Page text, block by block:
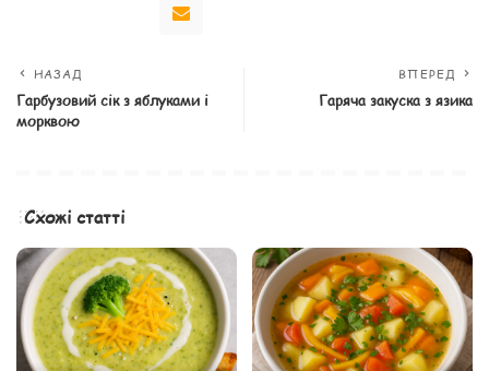
НАЗАД
Гарбузовий сік з яблуками і
морквою
ВПЕРЕД
Гаряча закуска з язика
Схожі статті